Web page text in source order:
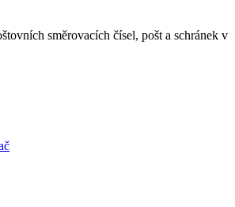
směrovacích čísel, pošt a schránek v